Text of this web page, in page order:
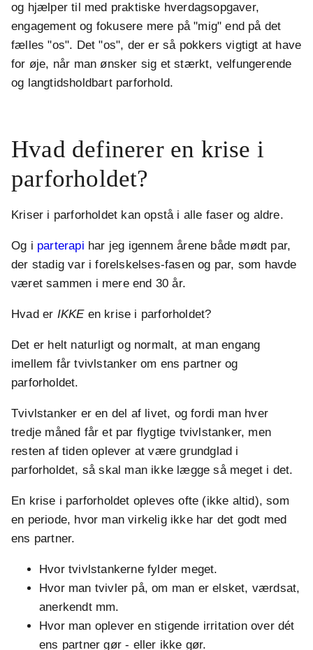
og hjælper til med praktiske hverdagsopgaver,
engagement og fokusere mere på "mig" end på det
fælles "os". Det "os", der er så pokkers vigtigt at have
for øje, når man ønsker sig et stærkt, velfungerende
og langtidsholdbart parforhold.
Hvad definerer en krise i
parforholdet?
Kriser i parforholdet kan opstå i alle faser og aldre.
Og i parterapi har jeg igennem årene både mødt par,
der stadig var i forelskelses-fasen og par, som havde
været sammen i mere end 30 år.
Hvad er IKKEen krise i parforholdet?
Det er helt naturligt og normalt, at man engang
imellem får tvivlstanker om ens partner og
parforholdet.
Tvivlstanker er en del af livet, og fordi man hver
tredje måned får et par flygtige tvivlstanker, men
resten af tiden oplever at være grundglad i
parforholdet, så skal man ikke lægge så meget i det.
En krise i parforholdet opleves ofte (ikke altid), som
en periode, hvor man virkelig ikke har det godt med
ens partner.
Hvor tvivlstankerne fylder meget.
Hvor man tvivler på, om man er elsket, værdsat,
anerkendt mm.
Hvor man oplever en stigende irritation over dét
ens partner gør - eller ikke gør.